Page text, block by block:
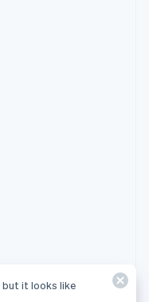
but it looks like